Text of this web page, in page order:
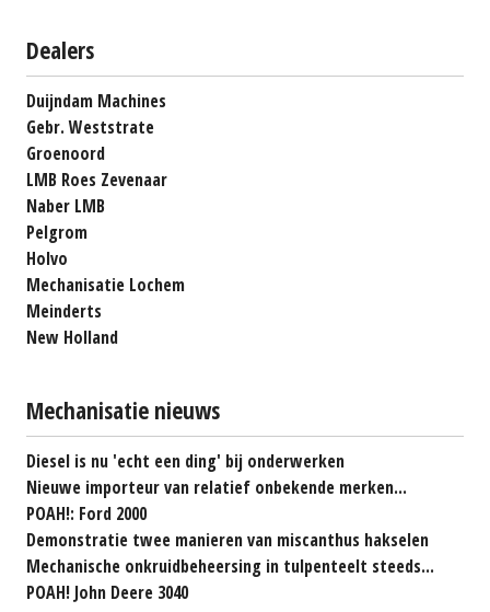
Dealers
Duijndam Machines
Gebr. Weststrate
Groenoord
LMB Roes Zevenaar
Naber LMB
Pelgrom
Holvo
Mechanisatie Lochem
Meinderts
New Holland
Mechanisatie nieuws
Diesel is nu 'echt een ding' bij onderwerken
Nieuwe importeur van relatief onbekende merken...
POAH!: Ford 2000
Demonstratie twee manieren van miscanthus hakselen
Mechanische onkruidbeheersing in tulpenteelt steeds...
POAH! John Deere 3040